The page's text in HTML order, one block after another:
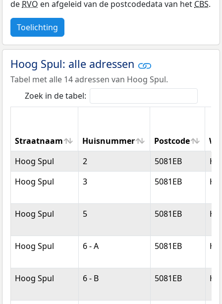
deRVO en afgeleid van de postcodedata van hetCBS.
Toelichting
Hoog Spul: alle adressen
Tabel met alle 14 adressen van Hoog Spul.
Zoek in de tabel:
Straatnaam Huisnummer Postcode
Straatnaam
Huisnummer Postcode
Hoog Spul 2 5081EB
Hoog Spul
3 5081EB
Hoog Spul 5 5081EB
Hoog Spul 6 - A 5081EB
Hoog Spul 6 - B 5081EB